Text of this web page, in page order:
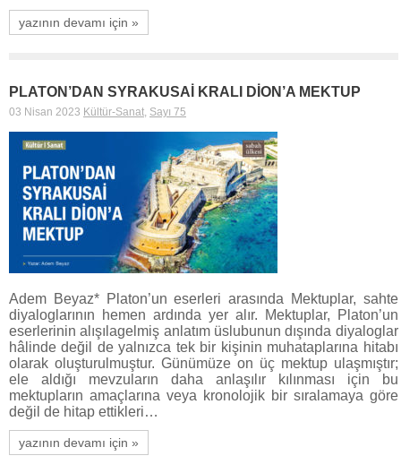
yazının devamı için »
PLATON’DAN SYRAKUSAİ KRALI DİON’A MEKTUP
03 Nisan 2023 Kültür-Sanat, Sayı 75
Adem Beyaz* Platon’un eserleri arasında Mektuplar, sahte
diyaloglarının hemen ardında yer alır. Mektuplar, Platon’un
eserlerinin alışılagelmiş anlatım üslubunun dışında diyaloglar
hâlinde değil de yalnızca tek bir kişinin muhataplarına hitabı
olarak oluşturulmuştur. Günümüze on üç mektup ulaşmıştır;
ele aldığı mevzuların daha anlaşılır kılınması için bu
mektupların amaçlarına veya kronolojik bir sıralamaya göre
değil de hitap ettikleri…
yazının devamı için »